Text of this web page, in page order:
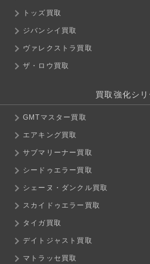
トッズ買取
ジバンシイ買取
ヴァレクストラ買取
ザ・ロウ買取
買取強化シ
GMTマスター買取
エアキング買取
サブマリーナー買取
シードゥエラー買取
シェーヌ・ダンクル買取
スカイドゥエラー買取
タイガ買取
デイトジャスト買取
マトラッセ買取